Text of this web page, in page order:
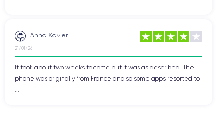
Anna Xavier
21/01/26
It took about two weeks to come but it was as described. The
phone was originally from France and so some apps resorted to